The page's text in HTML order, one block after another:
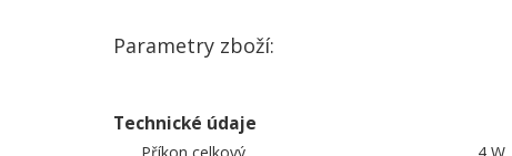
Parametry zboží:
Technické údaje